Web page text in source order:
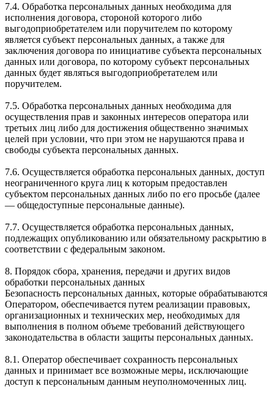
7.4. Обработка персональных данных необходима для
исполнения договора, стороной которого либо
выгодоприобретателем или поручителем по которому
является субъект персональных данных, а также для
заключения договора по инициативе субъекта персональных
данных или договора, по которому субъект персональных
данных будет являться выгодоприобретателем или
поручителем.
7.5. Обработка персональных данных необходима для
осуществления прав и законных интересов оператора или
третьих лиц либо для достижения общественно значимых
целей при условии, что при этом не нарушаются права и
свободы субъекта персональных данных.
7.6. Осуществляется обработка персональных данных, доступ
неограниченного круга лиц к которым предоставлен
субъектом персональных данных либо по его просьбе (далее
— общедоступные персональные данные).
7.7. Осуществляется обработка персональных данных,
подлежащих опубликованию или обязательному раскрытию в
соответствии с федеральным законом.
8. Порядок сбора, хранения, передачи и других видов
обработки персональных данных
Безопасность персональных данных, которые обрабатываются
Оператором, обеспечивается путем реализации правовых,
организационных и технических мер, необходимых для
выполнения в полном объеме требований действующего
законодательства в области защиты персональных данных.
8.1. Оператор обеспечивает сохранность персональных
данных и принимает все возможные меры, исключающие
доступ к персональным данным неуполномоченных лиц.